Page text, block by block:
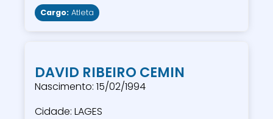
Cargo: Atleta
DAVID RIBEIRO CEMIN
Nascimento: 15/02/1994
Cidade: LAGES